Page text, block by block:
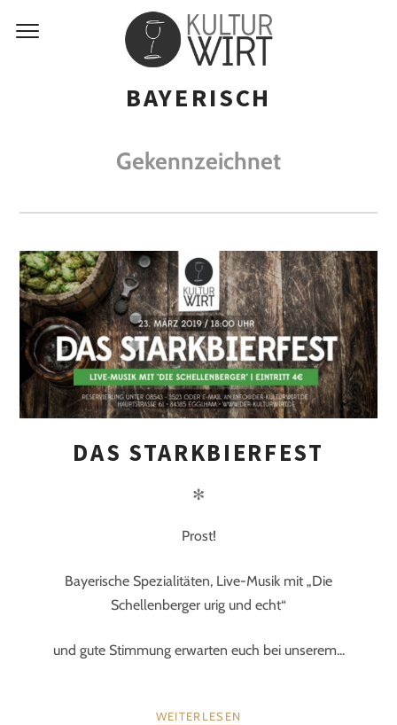
BAYERISCH
Gekennzeichnet
DAS STARKBIERFEST
✻
Prost!
Bayerische Spezialitäten, Live-Musik mit „Die
Schellenberger urig und echt“
und gute Stimmung erwarten euch bei unserem...
WEITERLESEN